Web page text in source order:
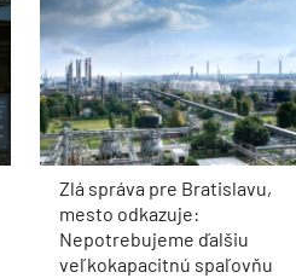
Zlá správa pre Bratislavu,
mesto odkazuje:
Nepotrebujeme ďalšiu
veľkokapacitnú spaľovňu